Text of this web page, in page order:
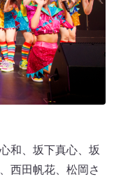
和、坂下真心、坂
西田帆花、松岡さ